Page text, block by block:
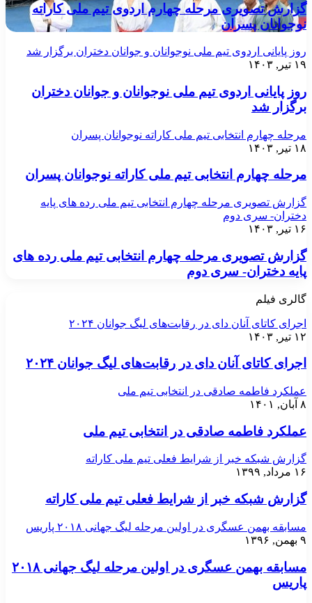
گزارش تصویری مرحله چهارم اردوی تیم ملی کاراته
نوجوانان پسران
روز پایانی اردوی تیم ملی نوجوانان و جوانان دختران برگزار شد
۱۹ تیر, ۱۴۰۳
روز پایانی اردوی تیم ملی نوجوانان و جوانان دختران
برگزار شد
مرحله چهارم انتخابی تیم ملی کاراته نوجوانان پسران
۱۸ تیر, ۱۴۰۳
مرحله چهارم انتخابی تیم ملی کاراته نوجوانان پسران
گزارش تصویری مرحله چهارم انتخابی تیم ملی رده های پایه
دختران- سری دوم
۱۶ تیر, ۱۴۰۳
گزارش تصویری مرحله چهارم انتخابی تیم ملی رده های
پایه دختران- سری دوم
گالری فیلم
اجرای کاتای آنان دای در رقابت‌های لیگ جوانان ۲۰۲۴
۱۲ تیر, ۱۴۰۳
اجرای کاتای آنان دای در رقابت‌های لیگ جوانان ۲۰۲۴
عملکرد فاطمه صادقی در انتخابی تیم ملی
۸ آبان, ۱۴۰۱
عملکرد فاطمه صادقی در انتخابی تیم ملی
گزارش شبکه خبر از شرایط فعلی تیم ملی کاراته
۱۶ مرداد, ۱۳۹۹
گزارش شبکه خبر از شرایط فعلی تیم ملی کاراته
مسابقه بهمن عسگری در اولین مرحله لیگ جهانی ۲۰۱۸ پاریس
۹ بهمن, ۱۳۹۶
مسابقه بهمن عسگری در اولین مرحله لیگ جهانی ۲۰۱۸
پاریس